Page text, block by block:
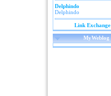
Delphindo
Delphindo
Link Exchange
MyWeblog